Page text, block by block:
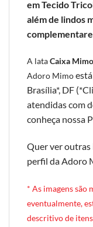
em Tecido
além de lindos
A lataCaixa
Adoro Mimo
Brasília*, DF (*
atendidas com
conheça nossa
Quer ver outras
perfil da Adoro
* As imagens são
eventualmente,
descritivo de